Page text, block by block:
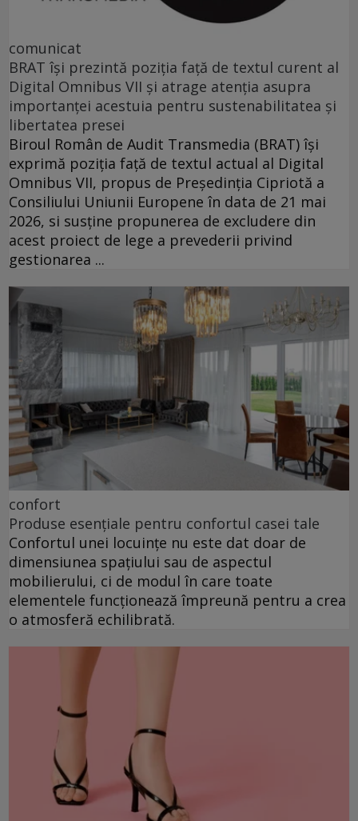
comunicat
BRAT își prezintă poziția față de textul curent al
Digital Omnibus VII și atrage atenția asupra
importanței acestuia pentru sustenabilitatea și
libertatea presei
Biroul Român de Audit Transmedia (BRAT) își
exprimă poziția față de textul actual al Digital
Omnibus VII, propus de Președinția Cipriotă a
Consiliului Uniunii Europene în data de 21 mai
2026, si susține propunerea de excludere din
acest proiect de lege a prevederii privind
gestionarea ...
confort
Produse esențiale pentru confortul casei tale
Confortul unei locuințe nu este dat doar de
dimensiunea spațiului sau de aspectul
mobilierului, ci de modul în care toate
elementele funcționează împreună pentru a crea
o atmosferă echilibrată.